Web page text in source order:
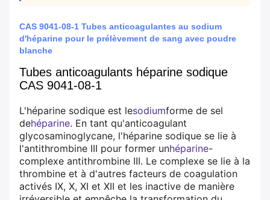
CAS 9041-08-1 Tubes anticoagulantes au sodium
d'héparine pour le prélèvement de sang avec poudre
blanche
Tubes anticoagulants héparine sodique
CAS 9041-08-1
L'héparine sodique est lesodiumforme de sel
dehéparine. En tant qu'anticoagulant
glycosaminoglycane, l'héparine sodique se lie à
l'antithrombine III pour former unhéparine-
complexe antithrombine III. Le complexe se lie à la
thrombine et à d'autres facteurs de coagulation
activés IX, X, XI et XII et les inactive de manière